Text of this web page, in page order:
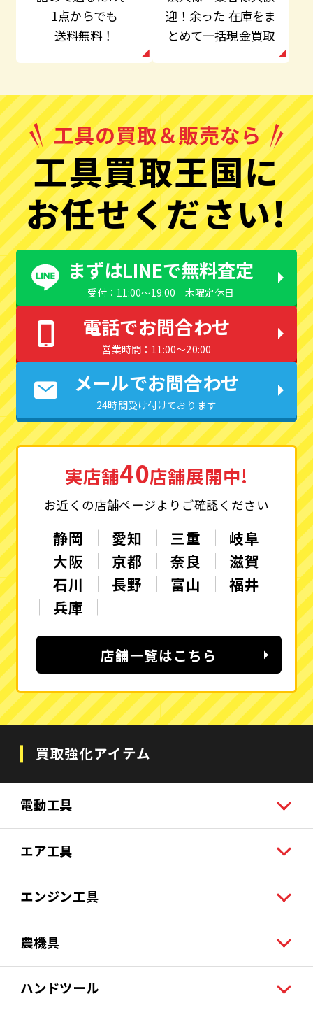
1点からでも
送料無料！
迎！余った 在庫をま
とめて一括現金買取
工具買取王国に
お任せください!
まずはLINEで無料査定
受付：11:00〜19:00 木曜定休日
電話でお問合わせ
営業時間：11:00〜20:00
メールでお問合わせ
24時間受け付けております
実店舗40店舗展開中!
お近くの店舗ページよりご確認ください
静岡 愛知 三重
岐阜
大阪
京都 奈良
滋賀
石川
長野 富山
福井
兵庫
店舗一覧はこちら
買取強化アイテム
電動工具
エア工具
エンジン工具
農機具
ハンドツール